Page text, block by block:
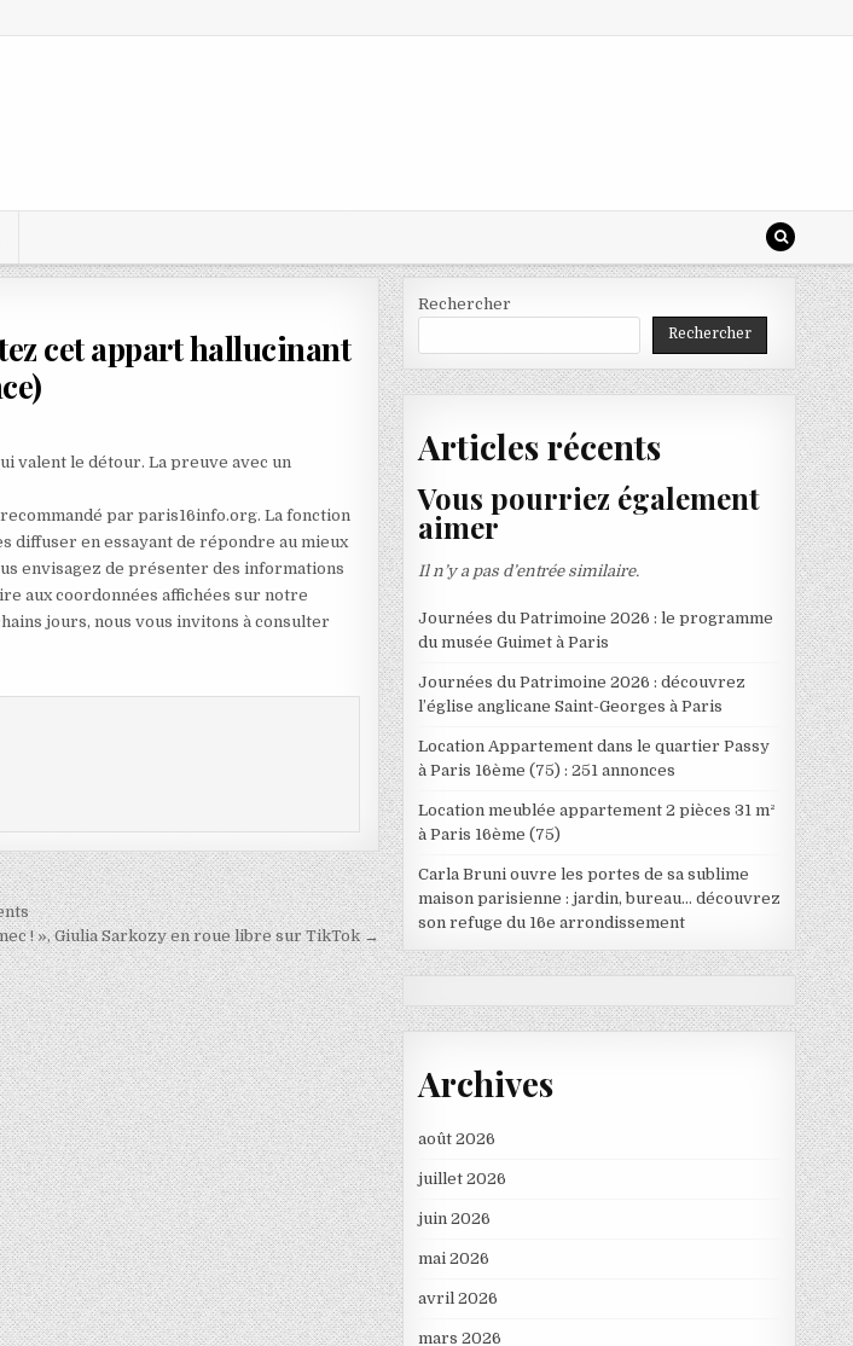
cet appart hallucinant
valent le détour. La preuve avec un
par paris16info.org. La fonction
diffuser en essayant de répondre au mieux
envisagez de présenter des informations
aux coordonnées affichées sur notre
jours, nous vous invitons à consulter
! », Giulia Sarkozy en roue libre sur TikTok →
Rechercher
Rechercher
Articles récents
Vous pourriez également
aimer
Il n’y a pas d’entrée similaire.
Journées du Patrimoine 2026 : le programme
du musée Guimet à Paris
Journées du Patrimoine 2026 : découvrez
l’église anglicane Saint-Georges à Paris
Location Appartement dans le quartier Passy
à Paris 16ème (75) : 251 annonces
Location meublée appartement 2 pièces 31 m²
à Paris 16ème (75)
Carla Bruni ouvre les portes de sa sublime
maison parisienne : jardin, bureau… découvrez
son refuge du 16e arrondissement
Archives
août 2026
juillet 2026
juin 2026
mai 2026
avril 2026
mars 2026